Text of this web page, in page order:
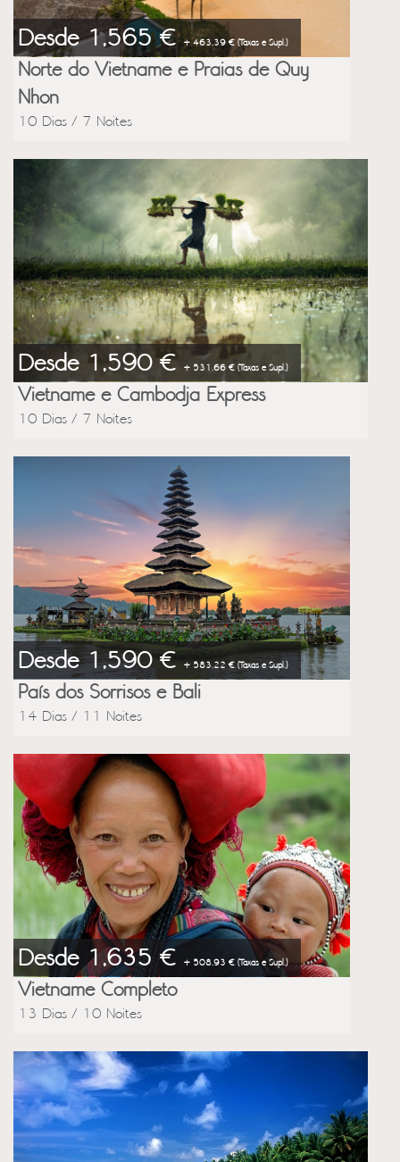
Desde 1,565 € + 463.39 € (Taxas e Supl.)
Norte do Vietname e Praias de Quy
Nhon
10 Dias / 7 Noites
Desde 1,590 € + 531.66 € (Taxas e Supl.)
Vietname e Cambodja Express
10 Dias / 7 Noites
Desde 1,590 €+ 583.22 € (Taxas e Supl.)
País dos Sorrisos e Bali
14 Dias / 11 Noites
Desde 1,635 € + 508.93 € (Taxas e Supl.)
Vietname Completo
13 Dias / 10 Noites